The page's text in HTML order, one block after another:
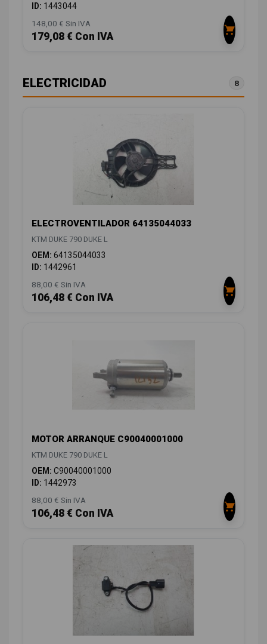
ID: 1443044
148,00 € Sin IVA
179,08 € Con IVA
ELECTRICIDAD 8
ELECTROVENTILADOR 64135044033
KTM DUKE 790 DUKE L
OEM: 64135044033
ID: 1442961
88,00 € Sin IVA
106,48 € Con IVA
MOTOR ARRANQUE C90040001000
KTM DUKE 790 DUKE L
OEM: C90040001000
ID: 1442973
88,00 € Sin IVA
106,48 € Con IVA